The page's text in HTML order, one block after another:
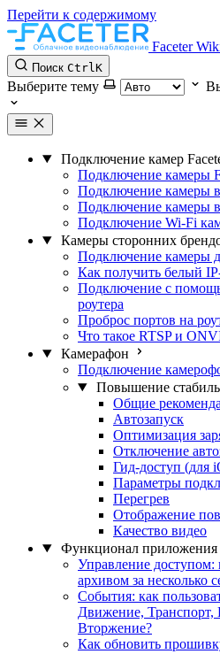
Перейти к содержимому
Faceter
Поиск CtrlK
Выберите тему
Подключение камер
Подключение камеры
Подключение камеры
Подключение камеры
Подключение Wi-Fi
Камеры сторонних
Подключение камеры
Как получить белый
Подключение с
роутера
Проброс портов на
Что такое RTSP и
Камерафон
Подключение
Повышение
Общие
Автозапуск
Оптимизация
Отключение
Гид-доступ (для
Параметры
Перегрев
Отображение
Качество видео
Функционал приложения
Управление доступом:
архивом за несколько
События: как
Движение, Транспорт,
Вторжение?
Как обновить